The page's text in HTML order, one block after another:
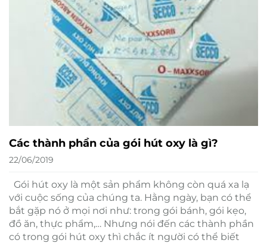
Các thành phần của gói hút oxy là gì?
22/06/2019
Gói hút oxy là một sản phẩm không còn quá xa lạ
với cuộc sống của chúng ta. Hằng ngày, bạn có thể
bắt gặp nó ở mọi nơi như: trong gói bánh, gói kẹo,
đồ ăn, thực phẩm,… Nhưng nói đến các thành phần
có trong gói hút oxy thì chắc ít người có thể biết